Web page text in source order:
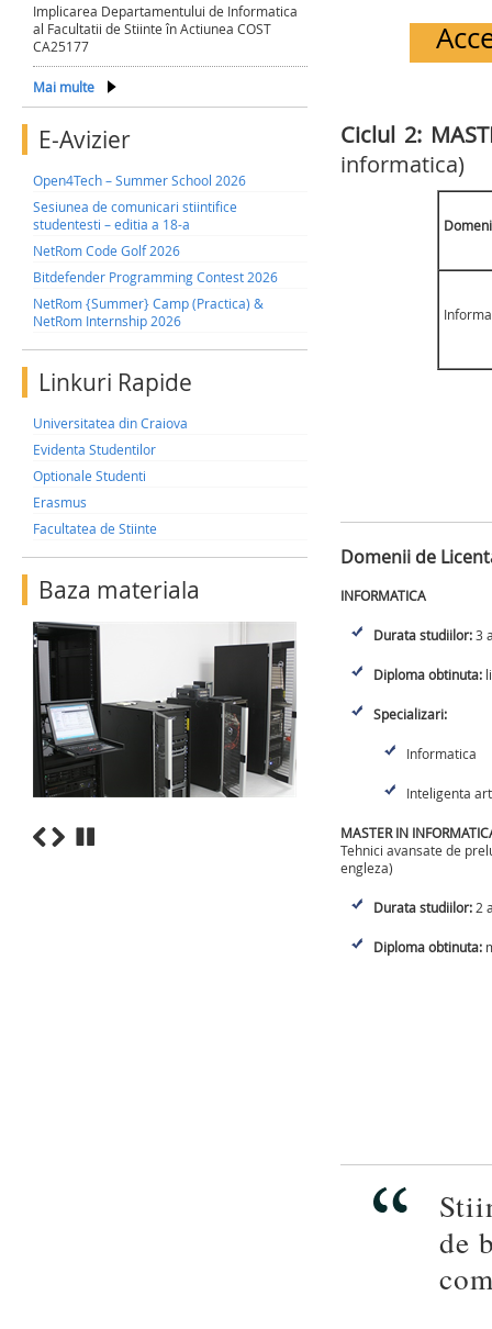
Implicarea Departamentului de Informatica
al Facultatii de Stiinte în Actiunea COST
CA25177
Mai multe
E-Avizier
Open4Tech – Summer School 2026
Sesiunea de comunicari stiintifice
studentesti – editia a 18-a
NetRom Code Golf 2026
Bitdefender Programming Contest 2026
NetRom {Summer} Camp (Practica) &
NetRom Internship 2026
Linkuri Rapide
Universitatea din Craiova
Evidenta Studentilor
Optionale Studenti
Erasmus
Facultatea de Stiinte
Baza materiala
Ciclul 2:
informatica)
Domenii de
INFORMATICA
Durata studiilor:3
Diploma obtinuta:
Specializari:
Informatica
Inteligenta
MASTER IN
Tehnici avansate de
engleza)
Durata studiilor: 2
Diploma obtinuta:
de